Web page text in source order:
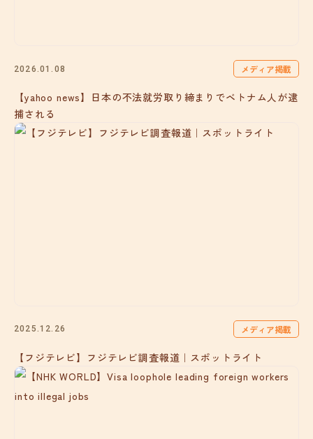
2026.01.08 メディア掲載
【yahoo news】日本の不法就労取り締まりでベトナム人が逮
捕される
2025.12.26 メディア掲載
【フジテレビ】フジテレビ調査報道｜スポットライト